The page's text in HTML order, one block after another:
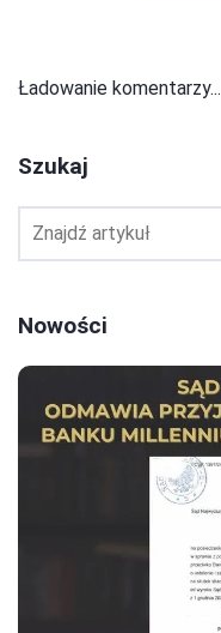
Ładowanie komentarzy...
Szukaj
Nowości